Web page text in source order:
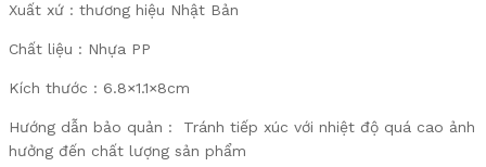
Xuất xứ : thương hiệu Nhật Bản
Chất liệu : Nhựa PP
Kích thước : 6.8×1.1×8cm
Hướng dẫn bảo quản : Tránh tiếp xúc với nhiệt độ quá cao ảnh
hưởng đến chất lượng sản phẩm